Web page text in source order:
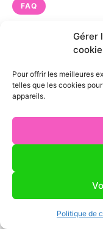
Gérer
Pour offrir les meilleures
telles que les cookies
appareils.
Politique de
FAQ
FAQ —
Jullouville
Intervenez-
l’installation
climatisation